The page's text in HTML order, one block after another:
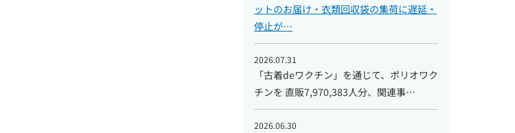
ットのお届け・衣類回収袋の集荷に遅延・
停止が…
2026.07.31
「古着deワクチン」を通じて、ポリオワク
チンを 直販7,970,383人分、関連事…
2026.06.30